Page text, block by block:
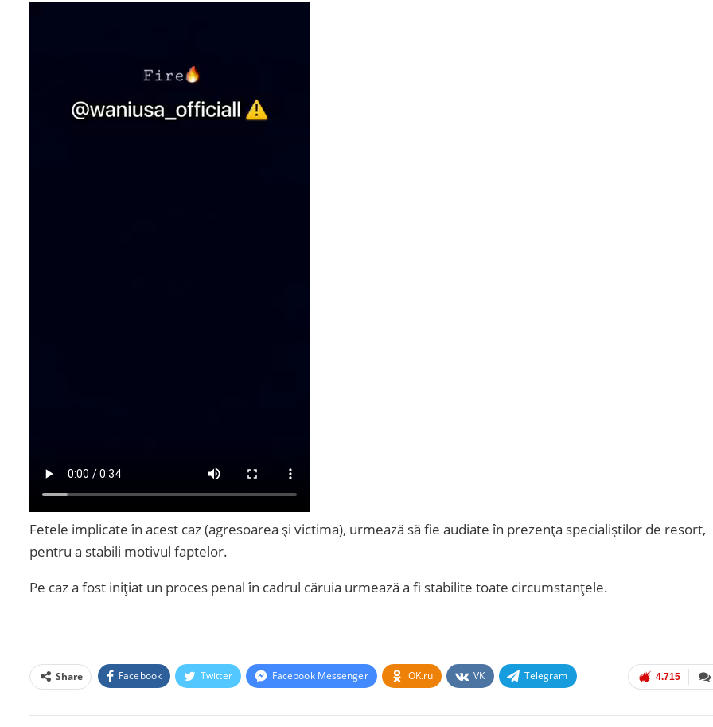
Fetele implicate în acest caz (agresoarea și victima), urmează să fie audiate în prezența specialiștilor de resort,
pentru a stabili motivul faptelor.
Pe caz a fost inițiat un proces penal în cadrul căruia urmează a fi stabilite toate circumstanțele.
4.715
Share Facebook Twitter Facebook Messenger OK.ru VK Telegram